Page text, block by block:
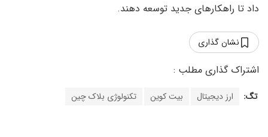
داد تا راهکارهای جدید توسعه دهند.
نشان گذاری
تگ: ارز دیجیتال بیت کوین تکنولوژی بلاک چین